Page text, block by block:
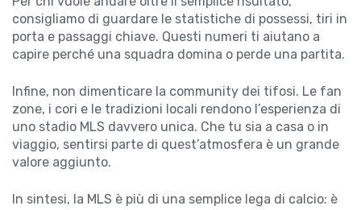
consigliamo di guardare le statistiche di possessi, tiri in
porta e passaggi chiave. Questi numeri ti aiutano a
capire perché una squadra domina o perde una partita.
Infine, non dimenticare la community dei tifosi. Le fan
zone, i cori e le tradizioni locali rendono l’esperienza di
uno stadio MLS davvero unica. Che tu sia a casa o in
viaggio, sentirsi parte di quest’atmosfera è un grande
valore aggiunto.
In sintesi, la MLS è più di una semplice lega di calcio: è